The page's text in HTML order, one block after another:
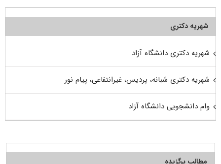
شهریه دکتری
شهریه دکتری دانشگاه آزاد
شهریه دکتری شبانه، پردیس، غیرانتفاعی، پیام نور
وام دانشجویی دانشگاه آزاد
مطالب برگزیده